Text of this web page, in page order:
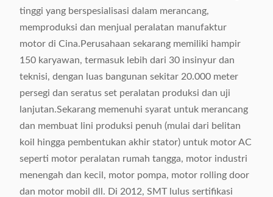
tinggi yang berspesialisasi dalam merancang,
memproduksi dan menjual peralatan manufaktur
motor di Cina.Perusahaan sekarang memiliki hampir
150 karyawan, termasuk lebih dari 30 insinyur dan
teknisi, dengan luas bangunan sekitar 20.000 meter
persegi dan seratus set peralatan produksi dan uji
lanjutan.Sekarang memenuhi syarat untuk merancang
dan membuat lini produksi penuh (mulai dari belitan
koil hingga pembentukan akhir stator) untuk motor AC
seperti motor peralatan rumah tangga, motor industri
menengah dan kecil, motor pompa, motor rolling door
dan motor mobil dll. Di 2012, SMT lulus sertifikasi